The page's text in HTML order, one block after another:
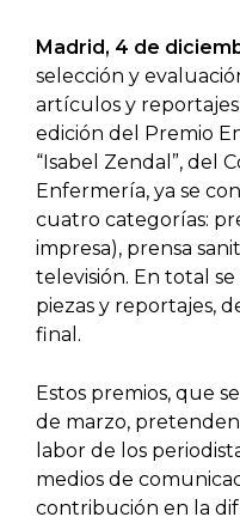
Madrid, 4 de
selección y
artículos y
edición del Premio
“Isabel Zendal”, del
Enfermería, ya se
cuatro categorías:
impresa), prensa
televisión. En total
piezas y reportajes,
final.
Estos premios, que
de marzo,
labor de los
medios de
contribución en la